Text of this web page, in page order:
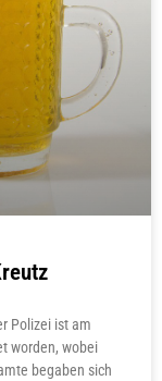
Polizei ist am
worden, wobei
begaben sich